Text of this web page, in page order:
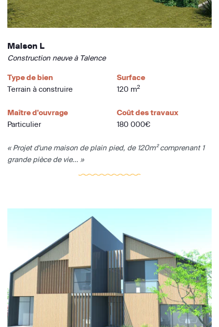
Maison L
Construction neuve à Talence
Type de bien
Terrain à construire
Surface
120 m2
Maître d'ouvrage
Particulier
Coût des travaux
180 000€
« Projet d'une maison de plain pied, de 120m² comprenant 1
grande pièce de vie... »